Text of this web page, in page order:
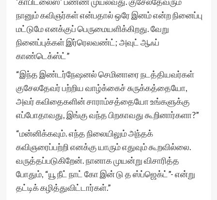
நானும் கவிஞர்கள் என்பதால் ஒரே இனம் என்ற நினைப்பு
மட்டுமே எனக்குப் பெருமையளிக்கிறது. வேறு
நினைப்புக்கள் இர்ரெலவண்ட்; அவுட் ஆஃப்
காண்டெக்ஸ்ட்”
“இந்த இண்டர்நேஷனல் செமினாரை நடத்தியவர்கள்
குசேலதேவர் பற்றிய வாழ்க்கைச் சுருக்கத்தையோ,
அவர் கவிதைகளின் சாராம்சத்தையோ உங்களுக்கு
எப்போதாவது, இங்கு வந்த பிறகாவது கூறினார்களா?”
“மன்னிக்கவும். எந்த நிலையிலும் அந்தக்
கவிஞரைப்பற்றி எனக்கு யாரும் எதுவும் கூறவில்லை.
வருத்தப்படுகிறேன். நானாக முயன்று விசாரித்த
போதும், “யூ நீட் நாட் கோ இன் டு த ஸ்ப்ஜெக்ட்”- என்று
தட்டிக் கழித்துவிட்டார்கள்.”